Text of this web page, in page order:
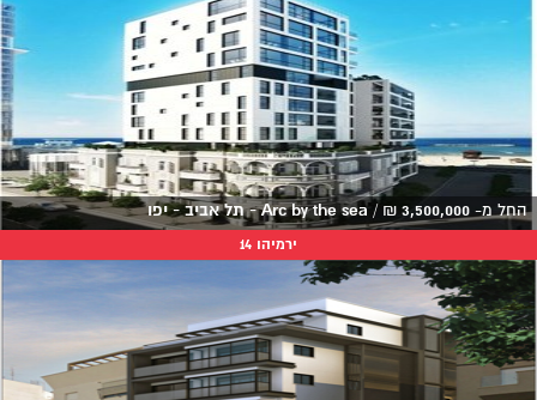
החל מ- 3,500,000
₪
/ Arc by the sea - תל אביב - יפו
ירמיהו 14